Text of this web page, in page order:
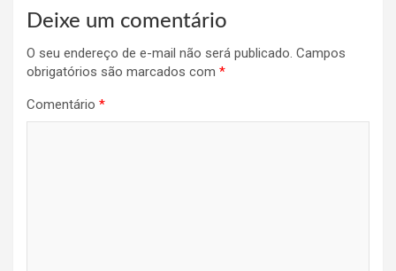
Deixe um comentário
O seu endereço de e-mail não será publicado. Campos
obrigatórios são marcados com *
Comentário *